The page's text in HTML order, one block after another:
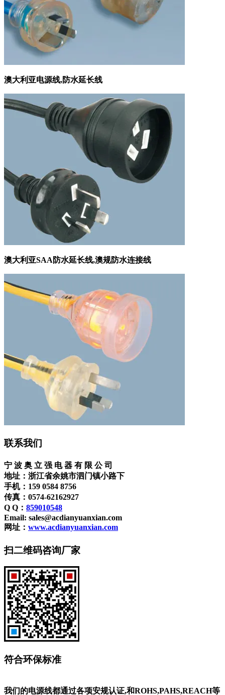
澳大利亚电源线,防水延长线
澳大利亚SAA防水延长线,澳规防水连接线
联系我们
宁 波 奥 立 强 电 器 有 限 公 司
地址：浙江省余姚市泗门镇小路下
手机：159 0584 8756
传真：0574-62162927
Q Q： 859010548
Email: sales@acdianyuanxian.com
网址： www.acdianyuanxian.com
扫二维码咨询厂家
符合环保标准
我们的电源线都通过各项安规认证,和ROHS,PAHS,REACH等